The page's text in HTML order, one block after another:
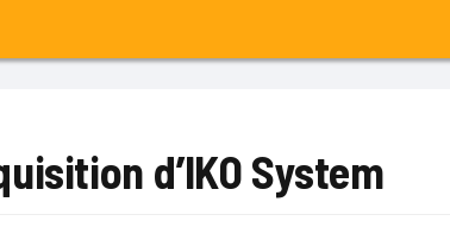
d’IKO System